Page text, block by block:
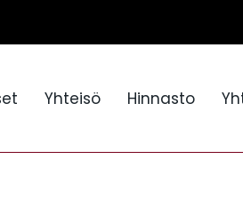
Yhteisö Hinnasto